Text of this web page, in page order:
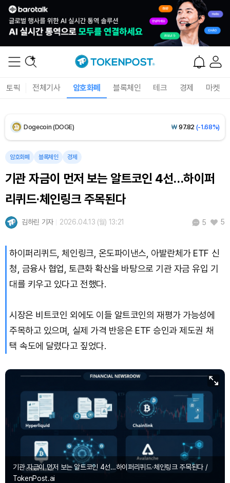
토픽 전체기사 암호화폐 블록체인 테크 경제 마켓
Solana (SOL) ₩ 104,095(-1.09%)
Bitcoin (BTC) 91,597,883 (-0.13%)
암호화폐 블록체인 경제
기관 자금이 먼저 보는 알트코인 4선…하이퍼
리퀴드·체인링크 주목된다
김하린 기자 2026.04.13 (월) 13:21 5 5
하이퍼리퀴드, 체인링크, 온도파이낸스, 아발란체가 ETF 신
청, 금융사 협업, 토큰화 확산을 바탕으로 기관 자금 유입 기
대를 키우고 있다고 전했다.
시장은 비트코인 외에도 이들 알트코인의 재평가 가능성에
주목하고 있으며, 실제 가격 반응은 ETF 승인과 제도권 채
택 속도에 달렸다고 짚었다.
기관 자금이 먼저 보는 알트코인 4선…하이퍼리퀴드·체인링크 주목된다 /
TokenPost.ai